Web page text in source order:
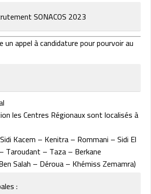
SONACOS 2023
un appel à candidature pour pourvoir au
les Centres Régionaux sont localisés à
Kacem – Kenitra – Rommani – Sidi El
Taroudant – Taza – Berkane
Salah – Déroua – Khémiss Zemamra)
: